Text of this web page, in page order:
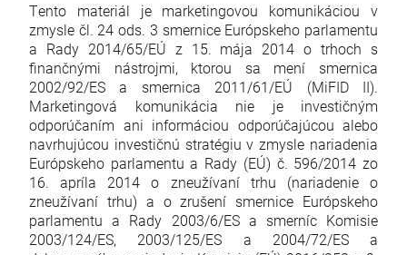
Tento materiál je marketingovou komunikáciou v
zmysle čl. 24 ods. 3 smernice Európskeho parlamentu
a Rady 2014/65/EÚ z 15. mája 2014 o trhoch s
finančnými nástrojmi, ktorou sa mení smernica
2002/92/ES a smernica 2011/61/EÚ (MiFID II).
Marketingová komunikácia nie je investičným
odporúčaním ani informáciou odporúčajúcou alebo
navrhujúcou investičnú stratégiu v zmysle nariadenia
Európskeho parlamentu a Rady (EÚ) č. 596/2014 zo
16. apríla 2014 o zneužívaní trhu (nariadenie o
zneužívaní trhu) a o zrušení smernice Európskeho
parlamentu a Rady 2003/6/ES a smerníc Komisie
2003/124/ES, 2003/125/ES a 2004/72/ES a